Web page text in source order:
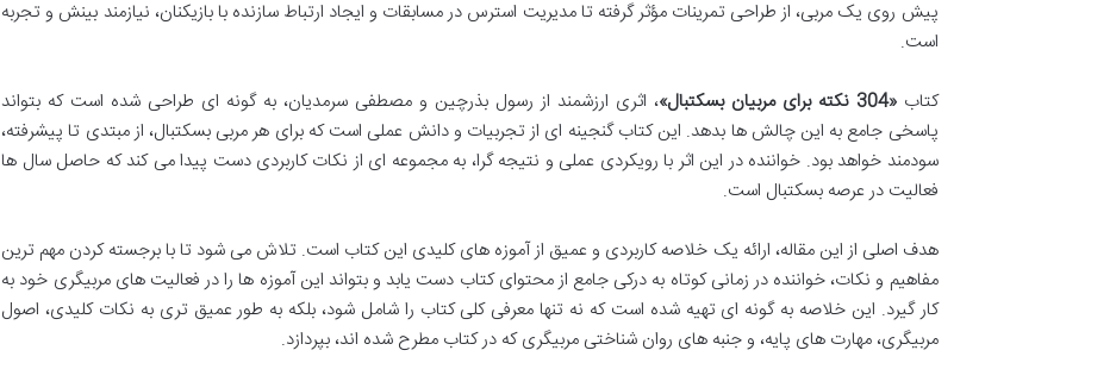
پیش روی یک مربی، از طراحی تمرینات مؤثر گرفته تا مدیریت استرس در مسابقات و ایجاد ارتباط سازنده با بازیکنان، نیازمند بینش و تجربه
است.
کتاب«304 نکته برای مربیان بسکتبال»
، اثری ارزشمند از رسول بذرچین و مصطفی سرمدیان، به گونه ای طراحی شده است که بتواند
پاسخی جامع به این چالش ها بدهد. این کتاب گنجینه ای از تجربیات و دانش عملی است که برای هر مربی بسکتبال، از مبتدی تا پیشرفته،
سودمند خواهد بود. خواننده در این اثر با رویکردی عملی و نتیجه گرا، به مجموعه ای از نکات کاربردی دست پیدا می کند که حاصل سال ها
فعالیت در عرصه بسکتبال است.
هدف اصلی از این مقاله، ارائه یک خلاصه کاربردی و عمیق از آموزه های کلیدی این کتاب است. تلاش می شود تا با برجسته کردن مهم ترین
مفاهیم و نکات، خواننده در زمانی کوتاه به درکی جامع از محتوای کتاب دست یابد و بتواند این آموزه ها را در فعالیت های مربیگری خود به
کار گیرد. این خلاصه به گونه ای تهیه شده است که نه تنها معرفی کلی کتاب را شامل شود، بلکه به طور عمیق تری به نکات کلیدی، اصول
مربیگری، مهارت های پایه، و جنبه های روان شناختی مربیگری که در کتاب مطرح شده اند، بپردازد.